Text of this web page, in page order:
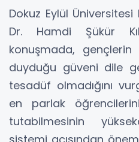
Dokuz Eylül Üniversitesi
Dr. Hamdi Şükür
konuşmada,
duyduğu güveni dile
tesadüf olmadığını
en parlak
tutabilmesinin